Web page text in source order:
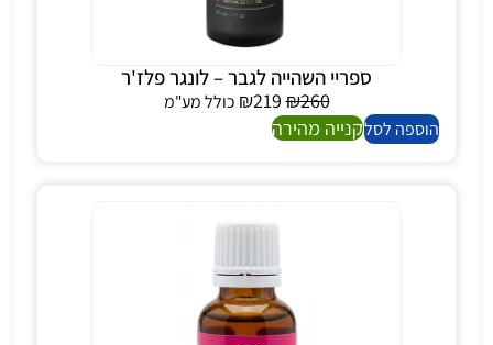
ספריי השהייה לגבר – לונגר פלז'ר
₪260
₪219
כולל מע"מ
הוספה לסלקנייה מהירה